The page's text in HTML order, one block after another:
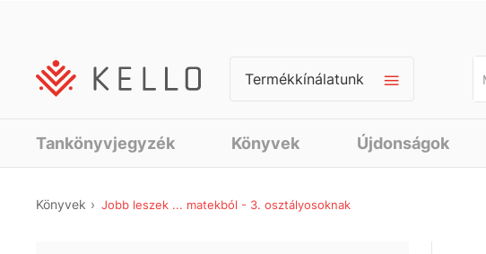
Termékkínálatunk
Tankönyvjegyzék Könyvek Újdonságok
Könyvek Jobb leszek ... matekból - 3. osztályosoknak